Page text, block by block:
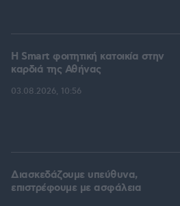
Η Smart φοιτητική κατοικία στην
καρδιά της Αθήνας
03.08.2026, 10:56
Διασκεδάζουμε υπεύθυνα,
επιστρέφουμε με ασφάλεια